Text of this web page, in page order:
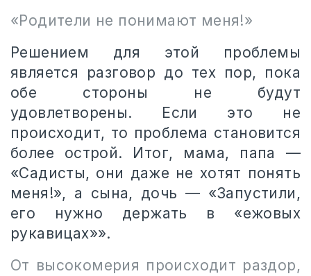
«Родители не понимают меня!»
Решением для этой проблемы
является разговор до тех пор, пока
обе стороны не будут
удовлетворены. Если это не
происходит, то проблема становится
более острой. Итог, мама, папа —
«Садисты, они даже не хотят понять
меня!», а сына, дочь — «Запустили,
его нужно держать в «ежовых
рукавицах»».
От высокомерия происходит раздор,